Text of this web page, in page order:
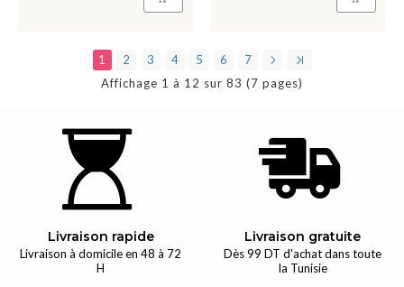
1 2 3 4 5 6
7
Affichage 1 à 12 sur 83 (7 pages)
Livraison rapide
Livraison à domicile en 48 à 72
H
Livraison gratuite
Dès 99 DT d'achat dans toute
la Tunisie